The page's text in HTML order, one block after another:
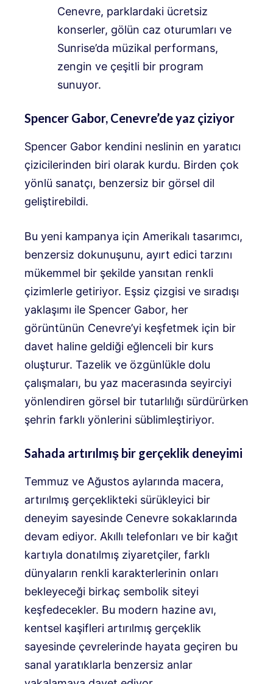
Cenevre, parklardaki ücretsiz
konserler, gölün caz oturumları ve
Sunrise’da müzikal performans,
zengin ve çeşitli bir program
sunuyor.
Spencer Gabor, Cenevre’de yaz çiziyor
Spencer Gabor kendini neslinin en yaratıcı
çizicilerinden biri olarak kurdu. Birden çok
yönlü sanatçı, benzersiz bir görsel dil
geliştirebildi.
Bu yeni kampanya için Amerikalı tasarımcı,
benzersiz dokunuşunu, ayırt edici tarzını
mükemmel bir şekilde yansıtan renkli
çizimlerle getiriyor. Eşsiz çizgisi ve sıradışı
yaklaşımı ile Spencer Gabor, her
görüntünün Cenevre’yi keşfetmek için bir
davet haline geldiği eğlenceli bir kurs
oluşturur. Tazelik ve özgünlükle dolu
çalışmaları, bu yaz macerasında seyirciyi
yönlendiren görsel bir tutarlılığı sürdürürken
şehrin farklı yönlerini süblimleştiriyor.
Sahada artırılmış bir gerçeklik deneyimi
Temmuz ve Ağustos aylarında macera,
artırılmış gerçeklikteki sürükleyici bir
deneyim sayesinde Cenevre sokaklarında
devam ediyor. Akıllı telefonları ve bir kağıt
kartıyla donatılmış ziyaretçiler, farklı
dünyaların renkli karakterlerinin onları
bekleyeceği birkaç sembolik siteyi
keşfedecekler. Bu modern hazine avı,
kentsel kaşifleri artırılmış gerçeklik
sayesinde çevrelerinde hayata geçiren bu
sanal yaratıklarla benzersiz anlar